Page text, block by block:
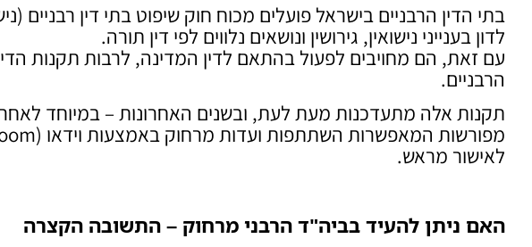
לדון בענייני נישואין, גירושין ונושאים נלווים לפי דין תורה.
עם זאת, הם מחויבים לפעול בהתאם לדין המדינה, לרבות תקנות
הרבניים.
תקנות אלה מתעדכנות מעת לעת, ובשנים האחרונות – במיוחד לאחר
לאישור מראש.
האם ניתן להעיד בביה"ד הרבני מרחוק – התשובה הקצרה